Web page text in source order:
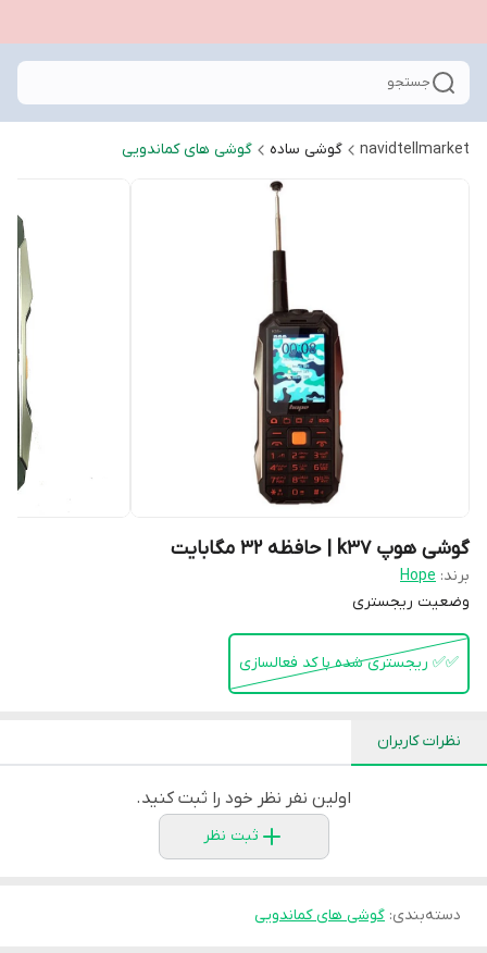
جستجو
navidtellmarket گوشی ساده گوشی های کماندویی
گوشی هوپ k37 | حافظه 32 مگابایت
برند: Hope
وضعیت ریجستری
✅️✅️ ریجستری شده با کد فعالسازی
نظرات کاربران
اولین نفر نظر خود را ثبت کنید.
ثبت نظر
دسته‌بندی: گوشی های کماندویی